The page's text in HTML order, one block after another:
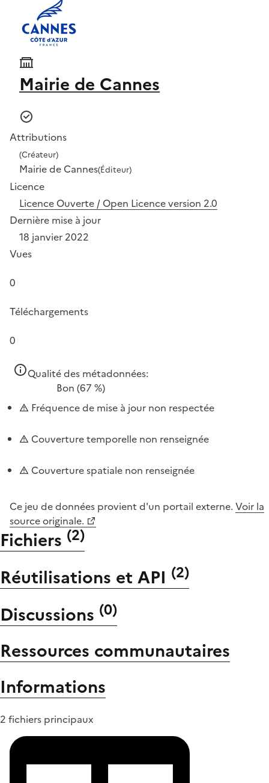
Mairie de Cannes
Attributions
(Créateur)
Mairie de Cannes(Éditeur)
Licence
Licence Ouverte / Open Licence version 2.0
Dernière mise à jour
18 janvier 2022
Vues
0
Téléchargements
0
Qualité des métadonnées:
Bon (67 %)
Fréquence de mise à jour non respectée
Couverture temporelle non renseignée
Couverture spatiale non renseignée
Ce jeu de données provient d'un portail externe. Voir la
source originale.
Fichiers (2)
Réutilisations et API (2)
Discussions (0)
Ressources communautaires
Informations
2 fichiers principaux